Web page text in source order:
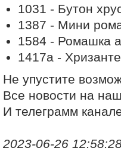
1031 - Бутон
1387 - Мини
1584 - Ромашка
1417а -
Не упустите
Все новости на
И телеграмм
2023-06-26